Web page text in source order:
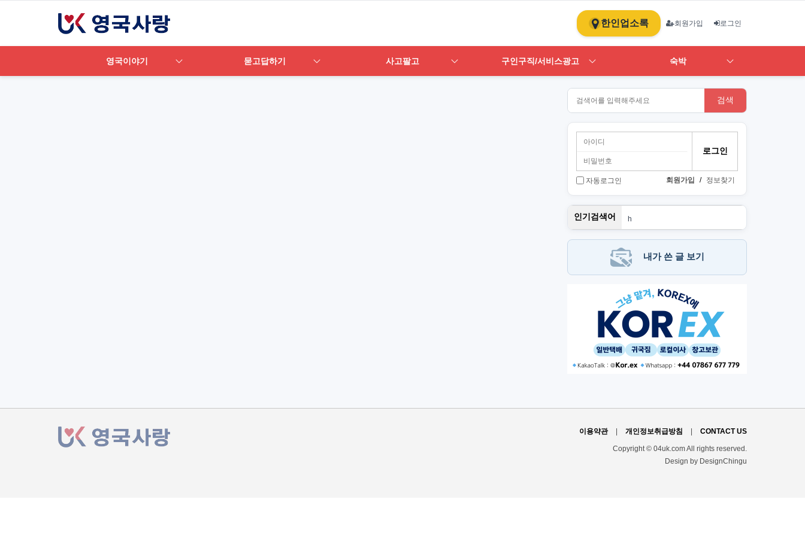
한인업소록 회원가입 로그인
영국이야기 묻고답하기 사고팔고 구인구직/서비스광고 숙박
검색
자동로그인 회원가입 / 정보찾기
인기검색어
h
1
PT
단기
내가 쓴 글 보기
이용약관 개인정보취급방침 CONTACT US
Copyright © 04uk.com All rights reserved.
Design by DesignChingu